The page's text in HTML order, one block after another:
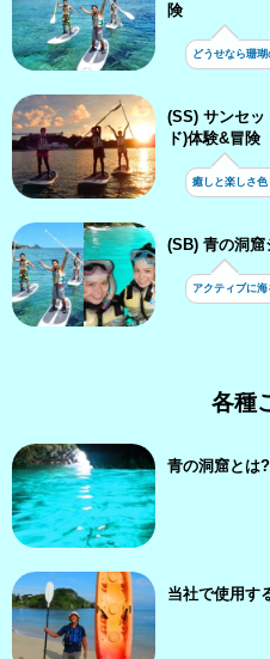
険
どうせなら珊
(SS) サンセッ
ド)体験&冒険
癒しと楽しさ色
(SB) 青の洞窟
アクティブに
各種
青の洞窟とは?
当社で使用す